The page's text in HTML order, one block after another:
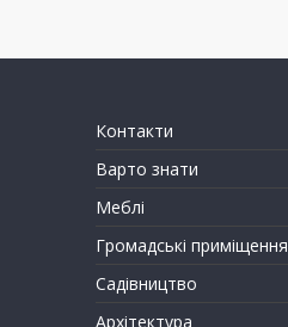
Контакти
Варто знати
Меблі
Громадські приміщення
Садівництво
Архітектура